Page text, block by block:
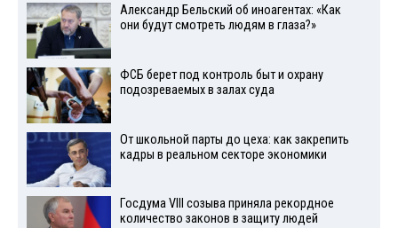
Александр Бельский об иноагентах: «Как
они будут смотреть людям в глаза?»
ФСБ берет под контроль быт и охрану
подозреваемых в залах суда
От школьной парты до цеха: как закрепить
кадры в реальном секторе экономики
Госдума VIII созыва приняла рекордное
количество законов в защиту людей